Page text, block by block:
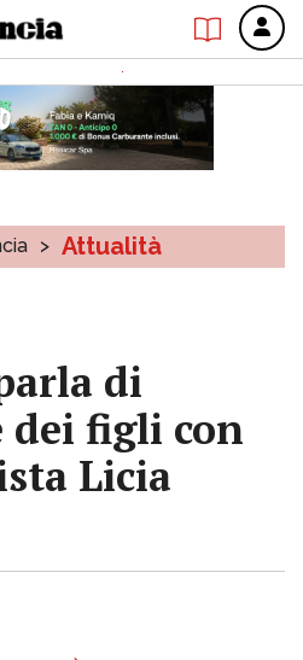
> Attualità
di
dei figli con
Licia